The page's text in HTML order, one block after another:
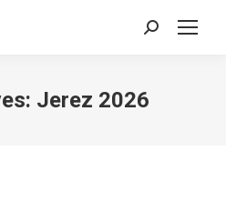
Search:
Jerez 2026